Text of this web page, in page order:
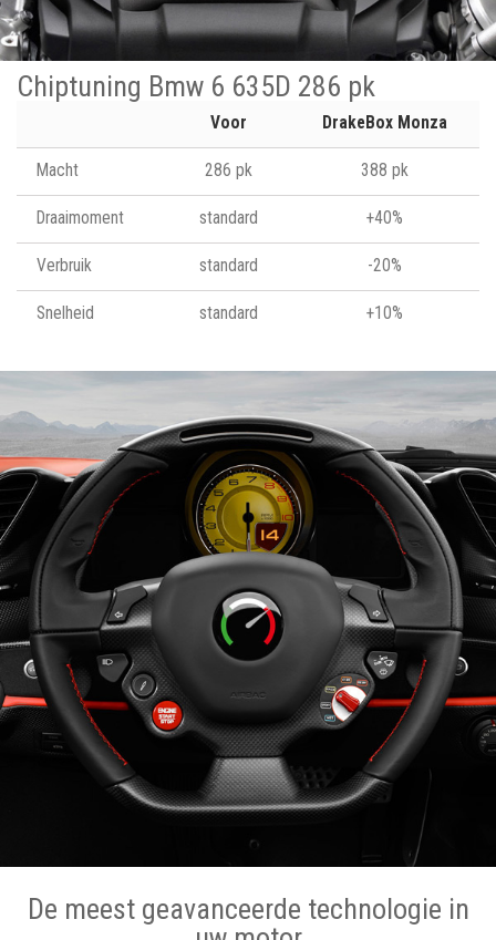
Chiptuning Bmw 6 635D 286 pk
Voor DrakeBox Monza
Macht 286 pk 388 pk
Draaimoment standard +40%
Verbruik standard -20%
Snelheid standard +10%
De meest geavanceerde technologie in